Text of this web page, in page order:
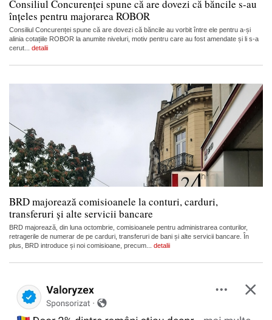
Consiliul Concurenței spune că are dovezi că băncile s-au
înțeles pentru majorarea ROBOR
Consiliul Concurenței spune că are dovezi că băncile au vorbit între ele pentru a-și
alinia cotațiile ROBOR la anumite niveluri, motiv pentru care au fost amendate și li s-a
cerut... detalii
BRD majorează comisioanele la conturi, carduri,
transferuri și alte servicii bancare
BRD majorează, din luna octombrie, comisioanele pentru administrarea conturilor,
retragerile de numerar de pe carduri, transferuri de bani și alte servicii bancare. În
plus, BRD introduce și noi comisioane, precum... detalii